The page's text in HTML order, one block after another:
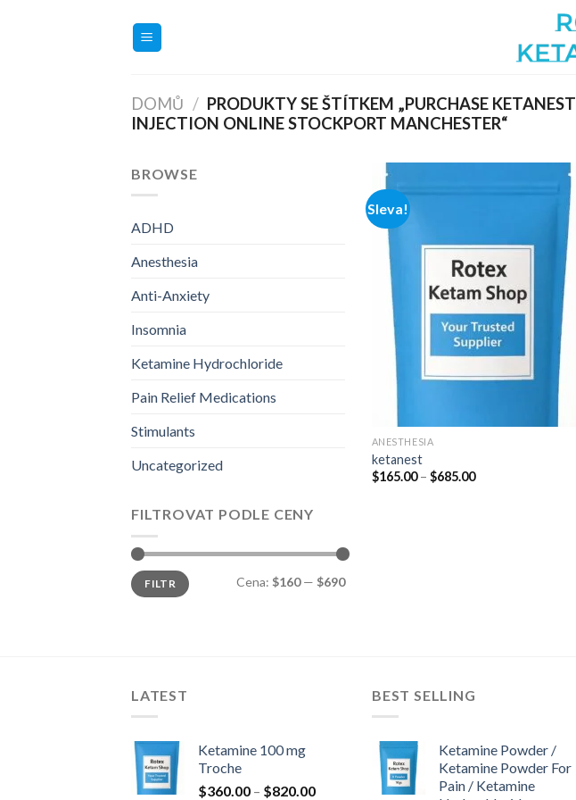
DOMŮ / PRODUKTY SE ŠTÍTKEM „PURCHASE KETANEST
INJECTION ONLINE STOCKPORT MANCHESTER“
BROWSE
ADHD
Anesthesia
Anti-Anxiety
Insomnia
Ketamine Hydrochloride
Pain Relief Medications
Stimulants
Uncategorized
FILTROVAT PODLE CENY
Minimální
cena
Maximální
cenaFILTR Cena: $160— $690
Sleva!
Add to
wishlist
ANESTHESIA
ketanest
$165.00 – $685.00Rozpětí
LATEST
Ketamine 100 mg
Troche
$360.00 – $820.00Rozpětí
BEST SELLING
Ketamine Powder /
Ketamine Powder For
Pain / Ketamine